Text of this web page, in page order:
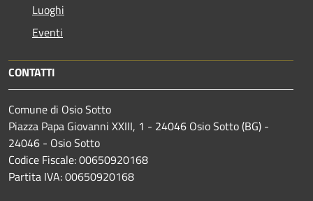
Luoghi
Eventi
CONTATTI
Comune di Osio Sotto
Piazza Papa Giovanni XXIII, 1 - 24046 Osio Sotto (BG) -
24046 - Osio Sotto
Codice Fiscale: 00650920168
Partita IVA: 00650920168